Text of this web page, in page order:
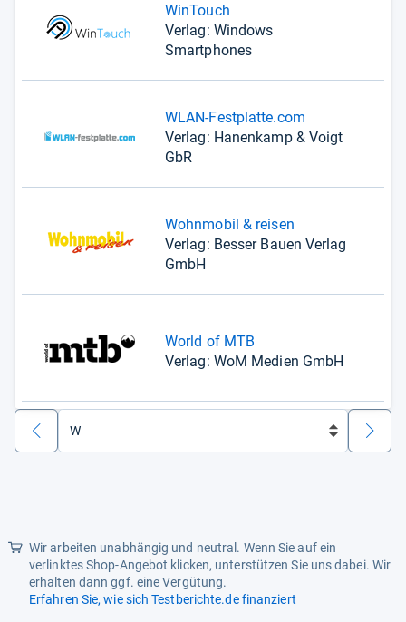
WinTouch
Verlag: Windows
Smartphones
WLAN-Festplatte.com
Verlag: Hanenkamp & Voigt
GbR
Wohnmobil & reisen
Verlag: Besser Bauen Verlag
GmbH
World of MTB
Verlag: WoM Medien GmbH
zurück weiter
Wir arbeiten unabhängig und neutral. Wenn Sie auf ein
verlinktes Shop-Angebot klicken, unterstützen Sie uns dabei. Wir
erhalten dann ggf. eine Vergütung.
Erfahren Sie, wie sich Testberichte.de finanziert